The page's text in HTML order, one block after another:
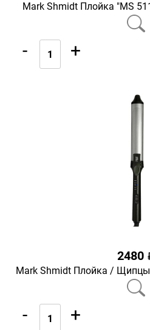
Mark Shmidt Плойка "MS
- +
2480
Mark Shmidt Плойка / Щипцы
- +